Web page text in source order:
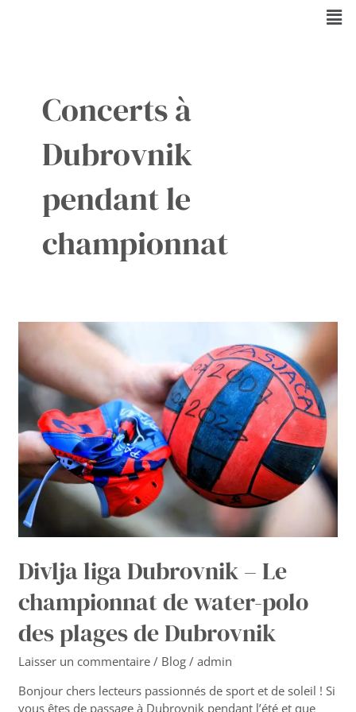
Concerts à
Dubrovnik
pendant le
championnat
Divlja liga Dubrovnik – Le
championnat de water-polo
des plages de Dubrovnik
Laisser un commentaire / Blog /admin
Bonjour chers lecteurs passionnés de sport et de soleil ! Si
vous êtes de passage à Dubrovnik pendant l’été et que
liga
Dubrovnik
–
Le
championnat
de
water-
polo
des
plages
de
Dubrovnik